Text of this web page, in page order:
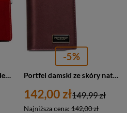
-5%
142,00 zł
Najniższa cena: 142,00 zł
149,99 zł